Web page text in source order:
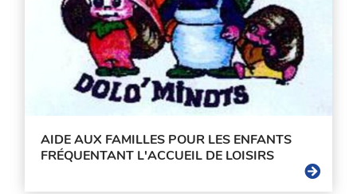
AIDE AUX FAMILLES POUR LES ENFANTS
FRÉQUENTANT L'ACCUEIL DE LOISIRS